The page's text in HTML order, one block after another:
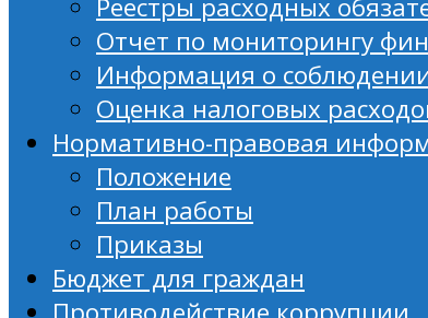
Реестры расходных
Отчет по мониторингу
Информация о
Оценка налоговых
Нормативно-правовая
Положение
План работы
Приказы
Бюджет для граждан